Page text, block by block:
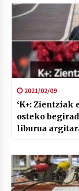
2021/02/09
‘K+: Zientziak
osteko
liburua